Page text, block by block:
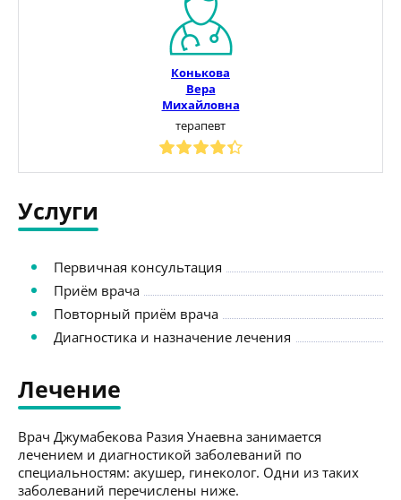
Конькова
Вера
Михайловна
терапевт
Услуги
Первичная консультация
Приём врача
Повторный приём врача
Диагностика и назначение лечения
Лечение
Врач Джумабекова Разия Унаевна занимается
лечением и диагностикой заболеваний по
специальностям: акушер, гинеколог. Одни из таких
заболеваний перечислены ниже.